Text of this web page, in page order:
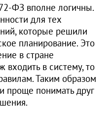
вполне логичны.
для тех
которые решили
планирование. Это
в стране
входить в систему, то
Таким образом
проще понимать друг